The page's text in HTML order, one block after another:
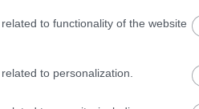
to functionality of the website
to personalization.